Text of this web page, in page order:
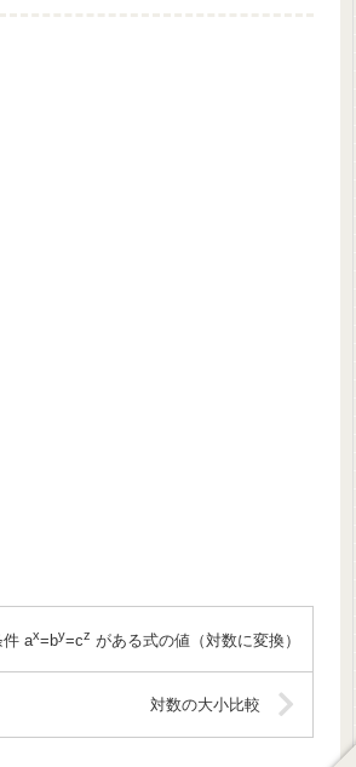
件 ax=by=cz がある式の値（対数に変換）
対数の大小比較